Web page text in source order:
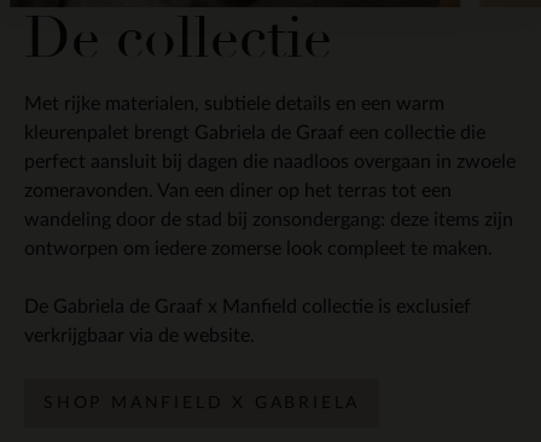
De collectie
Met rijke materialen, subtiele details en een warm
kleurenpalet brengt Gabriela de Graaf een collectie die
perfect aansluit bij dagen die naadloos overgaan in zwoele
zomeravonden. Van een diner op het terras tot een
wandeling door de stad bij zonsondergang: deze items zijn
ontworpen om iedere zomerse look compleet te maken.
De Gabriela de Graaf x Manfield collectie is exclusief
verkrijgbaar via de website.
SHOP MANFIELD X GABRIELA